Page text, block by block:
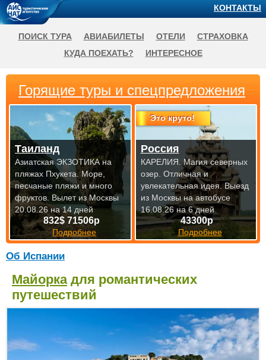
Об Испании
Майоркадля романтических
путешествий
Горящие туры и спецпредложения
832$ 71506р
Подробнее
Таиланд
Азиатская ЭКЗОТИКА на
пляжах Пхукета. Море,
песчаные пляжи и много
фруктов. Вылет из Москвы
20.08.26 на 14 дней
Это круто!
43300р
Подробнее
Россия
КАРЕЛИЯ. Магия северных
озер. Отличная и
увлекательная идея.Выезд
из Москвы на автобусе
16.08.26 на 6 дней
КОНТАКТЫ
ПОИСК ТУРА АВИАБИЛЕТЫ ОТЕЛИ
СТРАХОВКА
КУДА ПОЕХАТЬ?
ИНТЕРЕСНОЕ